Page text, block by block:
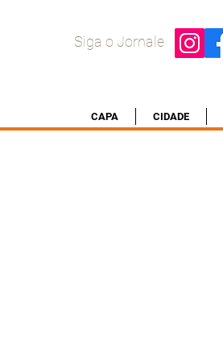
Siga o Jornale
CAPA CIDADE